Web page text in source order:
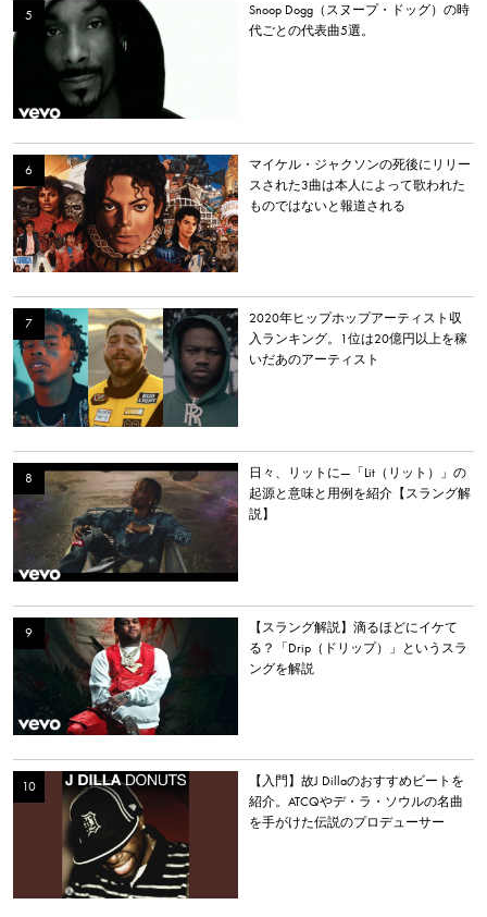
Snoop Dogg（スヌープ・ドッグ）の時
代ごとの代表曲5選。
マイケル・ジャクソンの死後にリリー
スされた3曲は本人によって歌われた
ものではないと報道される
2020年ヒップホップアーティスト収
入ランキング。1位は20億円以上を稼
いだあのアーティスト
日々、リットに—「Lit（リット）」の
起源と意味と用例を紹介【スラング解
説】
【スラング解説】滴るほどにイケて
る？「Drip（ドリップ）」というスラ
ングを解説
【入門】故J Dillaのおすすめビートを
紹介。ATCQやデ・ラ・ソウルの名曲
を手がけた伝説のプロデューサー